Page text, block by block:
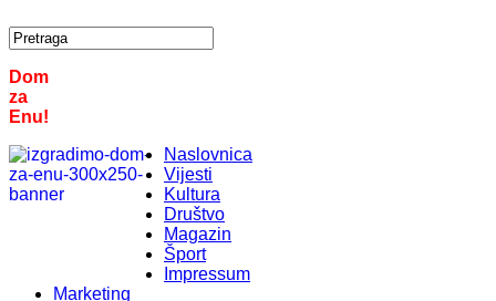
Dom
za
Enu!
Naslovnica
Vijesti
Kultura
Društvo
Magazin
Šport
Impressum
Marketing